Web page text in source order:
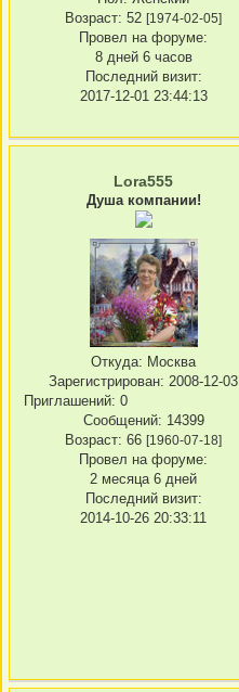
Возраст: 52 [1974-02-05]
Провел на форуме:
8 дней 6 часов
Последний визит:
2017-12-01 23:44:13
Lora555
Душа компании!
Откуда: Москва
Зарегистрирован: 2008-12-03
Приглашений: 0
Сообщений: 14399
Возраст: 66 [1960-07-18]
Провел на форуме:
2 месяца 6 дней
Последний визит:
2014-10-26 20:33:11